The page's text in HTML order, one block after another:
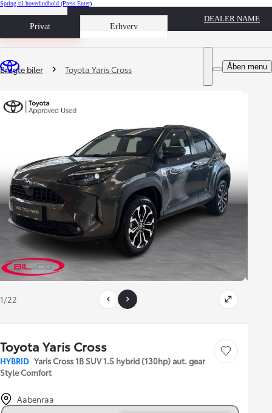
Spring til hovedindhold (Press Enter)
Privat Erhverv
Book prøvetur
DEALER NAME
Åben menu
Du er her
Brugte biler Toyota Yaris Cross
1/22
Toyota Yaris Cross
HYBRID Yaris Cross 1B SUV 1.5 hybrid (130hp) aut. gear
Style Comfort
Gem bil
Aabenraa